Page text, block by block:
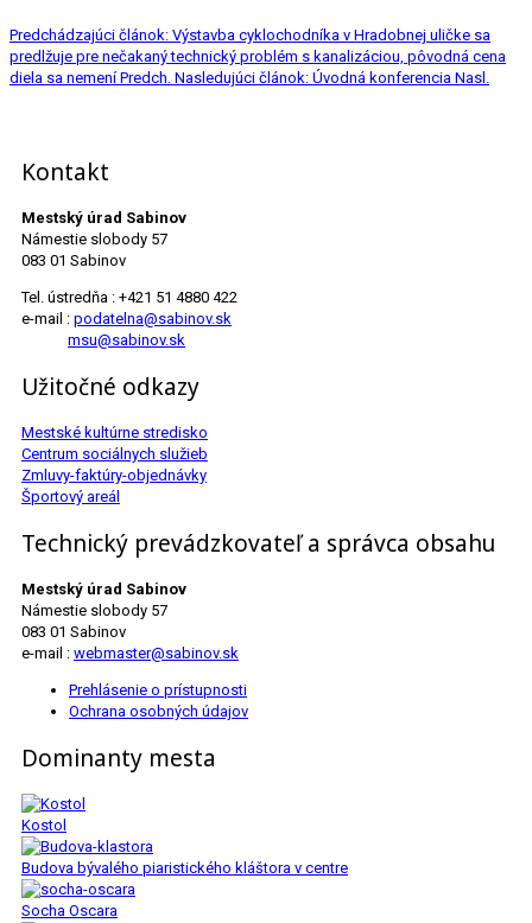
Predchádzajúci článok: Výstavba cyklochodníka v Hradobnej uličke sa
predlžuje pre nečakaný technický problém s kanalizáciou, pôvodná cena
diela sa nemeníPredch. Nasledujúci článok: Úvodná konferencia Nasl.
Kontakt
Mestský úrad Sabinov
Námestie slobody 57
083 01 Sabinov
Tel. ústredňa : +421 51 4880 422
e-mail : podatelna@sabinov.sk
msu@sabinov.sk
Užitočné odkazy
Mestské kultúrne stredisko
Centrum sociálnych služieb
Zmluvy-faktúry-objednávky
Športový areál
Technický prevádzkovateľ a správca obsahu
Mestský úrad Sabinov
Námestie slobody 57
083 01 Sabinov
e-mail : webmaster@sabinov.sk
Prehlásenie o prístupnosti
Ochrana osobných údajov
Dominanty mesta
Kostol
Budova bývalého piaristického kláštora v centre
Socha Oscara